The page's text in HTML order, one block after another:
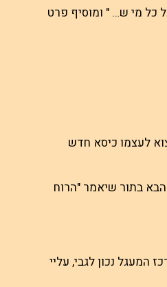
מי ש… " ומוסיף פרט
לעצמו כיסא חדש
בתור שיאמר "הרוח
נכון לגבי, עליי